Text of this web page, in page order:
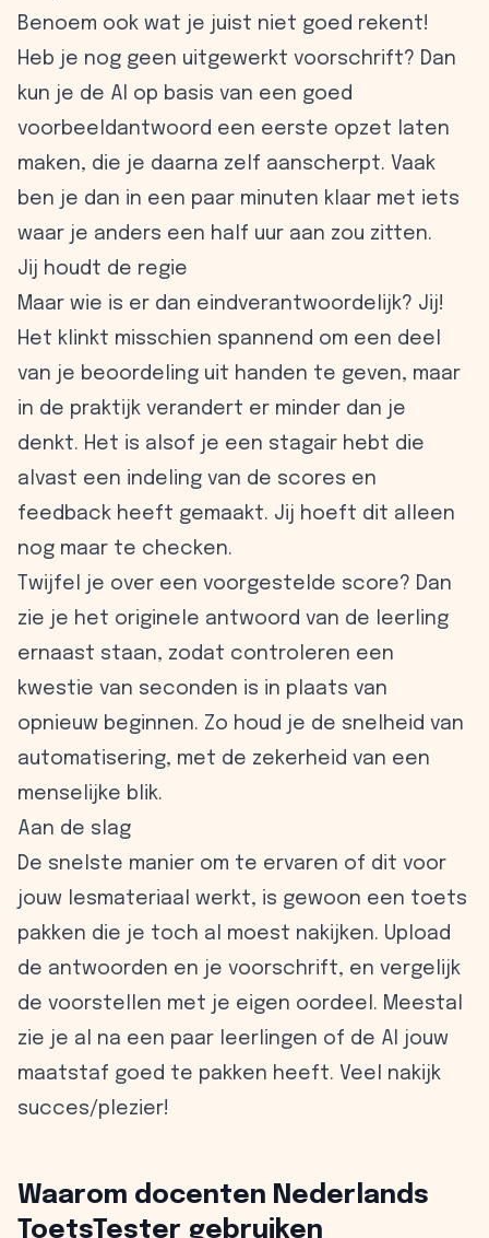
Benoem ook wat je juist niet goed rekent!
Heb je nog geen uitgewerkt voorschrift? Dan
kun je de AI op basis van een goed
voorbeeldantwoord een eerste opzet laten
maken, die je daarna zelf aanscherpt. Vaak
ben je dan in een paar minuten klaar met iets
waar je anders een half uur aan zou zitten.
Jij houdt de regie
Maar wie is er dan eindverantwoordelijk? Jij!
Het klinkt misschien spannend om een deel
van je beoordeling uit handen te geven, maar
in de praktijk verandert er minder dan je
denkt. Het is alsof je een stagair hebt die
alvast een indeling van de scores en
feedback heeft gemaakt. Jij hoeft dit alleen
nog maar te checken.
Twijfel je over een voorgestelde score? Dan
zie je het originele antwoord van de leerling
ernaast staan, zodat controleren een
kwestie van seconden is in plaats van
opnieuw beginnen. Zo houd je de snelheid van
automatisering, met de zekerheid van een
menselijke blik.
Aan de slag
De snelste manier om te ervaren of dit voor
jouw lesmateriaal werkt, is gewoon een toets
pakken die je toch al moest nakijken. Upload
de antwoorden en je voorschrift, en vergelijk
de voorstellen met je eigen oordeel. Meestal
zie je al na een paar leerlingen of de AI jouw
maatstaf goed te pakken heeft. Veel nakijk
succes/plezier!
Waarom docenten Nederlands
ToetsTester gebruiken